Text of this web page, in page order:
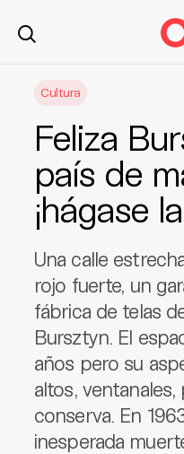
Cultura
Feliza
país de
¡hágase
Una calle
rojo fuerte, un
fábrica de telas
Bursztyn. El
años pero su
altos,
conserva. En
inesperada